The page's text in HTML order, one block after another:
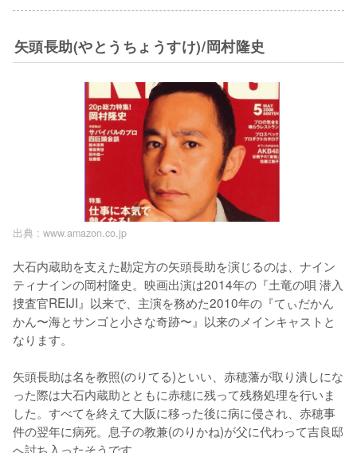
矢頭長助(やとうちょうすけ)/岡村隆史
出典 : www.amazon.co.jp
大石内蔵助を支えた勘定方の矢頭長助を演じるのは、ナイン
ティナインの岡村隆史。映画出演は2014年の『土竜の唄 潜入
捜査官REIJI』以来で、主演を務めた2010年の『てぃだかん
かん〜海とサンゴと小さな奇跡〜』以来のメインキャストと
なります。
矢頭長助は名を教照(のりてる)といい、赤穂藩が取り潰しにな
った際は大石内蔵助とともに赤穂に残って残務処理を行いま
した。すべてを終えて大阪に移った後に病に侵され、赤穂事
件の翌年に病死。息子の教兼(のりかね)が父に代わって吉良邸
へ討ち入ったそうです。